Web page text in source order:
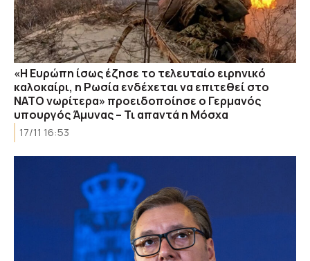
«Η Ευρώπη ίσως έζησε το τελευταίο ειρηνικό
καλοκαίρι, η Ρωσία ενδέχεται να επιτεθεί στο
ΝΑΤΟ νωρίτερα» προειδοποίησε ο Γερμανός
υπουργός Άμυνας – Τι απαντά η Μόσχα
17/11 16:53